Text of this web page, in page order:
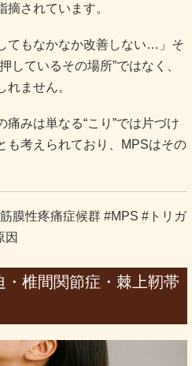
摘されています。
てもなかなか改善しない…」そ
しているその場所”ではなく、
ません。
みは単なる“こり”では片づけ
も考えられており、MPSはその
膜性疼痛症候群 #MPS #トリガ
因
椎間関節症・棘上靭帯